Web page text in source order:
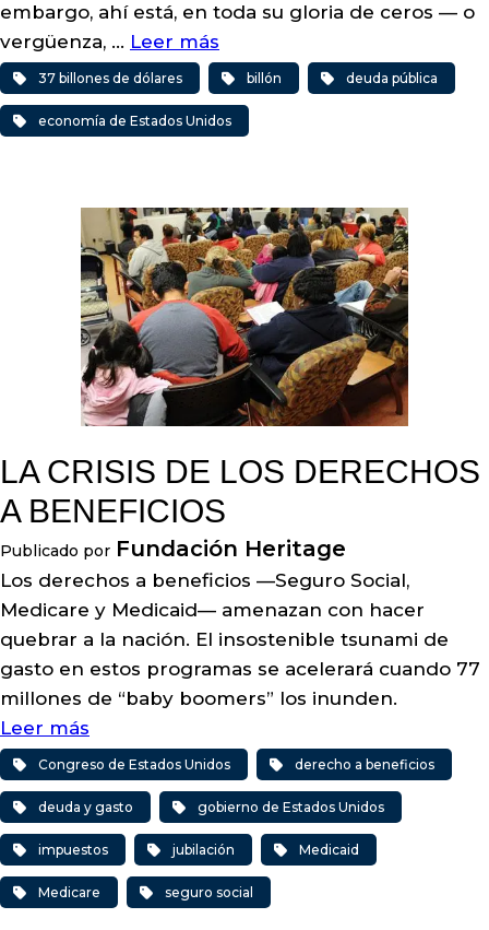
embargo, ahí está, en toda su gloria de ceros — o
vergüenza, … Leer más
37 billones de dólares billón deuda pública
economía de Estados Unidos
LA CRISIS DE LOS DERECHOS
A BENEFICIOS
Publicado por Fundación Heritage
Los derechos a beneficios —Seguro Social,
Medicare y Medicaid— amenazan con hacer
quebrar a la nación. El insostenible tsunami de
gasto en estos programas se acelerará cuando 77
millones de “baby boomers” los inunden.
Leer más
Congreso de Estados Unidos derecho a beneficios
deuda y gasto gobierno de Estados Unidos
impuestos jubilación Medicaid
Medicare seguro social